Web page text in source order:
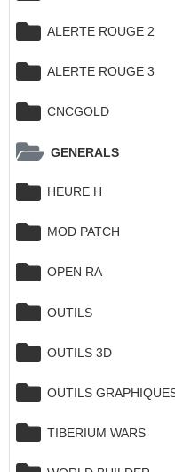
ALERTE ROUGE 2
ALERTE ROUGE 3
CNCGOLD
GENERALS
HEURE H
MOD PATCH
OPEN RA
OUTILS
OUTILS 3D
OUTILS
TIBERIUM WARS